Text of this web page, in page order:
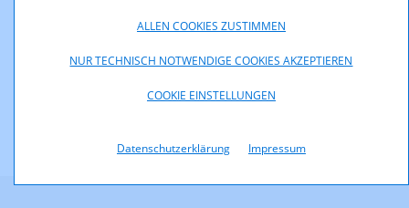
ALLEN COOKIES ZUSTIMMEN
NUR TECHNISCH NOTWENDIGE COOKIES AKZEPTIEREN
COOKIE EINSTELLUNGEN
Datenschutzerklärung Impressum
ePaper